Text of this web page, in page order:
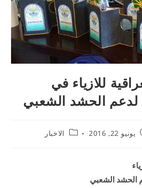
للازياء في
الحشد الشعبي
يونيو 22, 2016 الاخبار
الشعبي